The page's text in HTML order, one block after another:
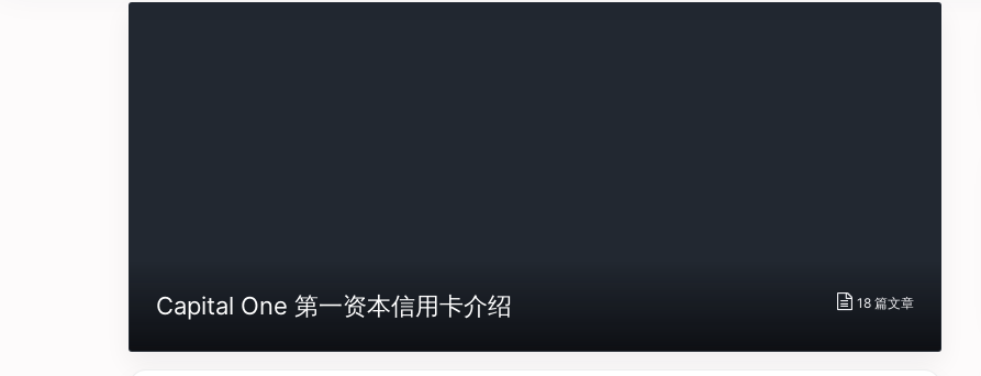
Capital One 第一资本信用卡介绍 18 篇文章